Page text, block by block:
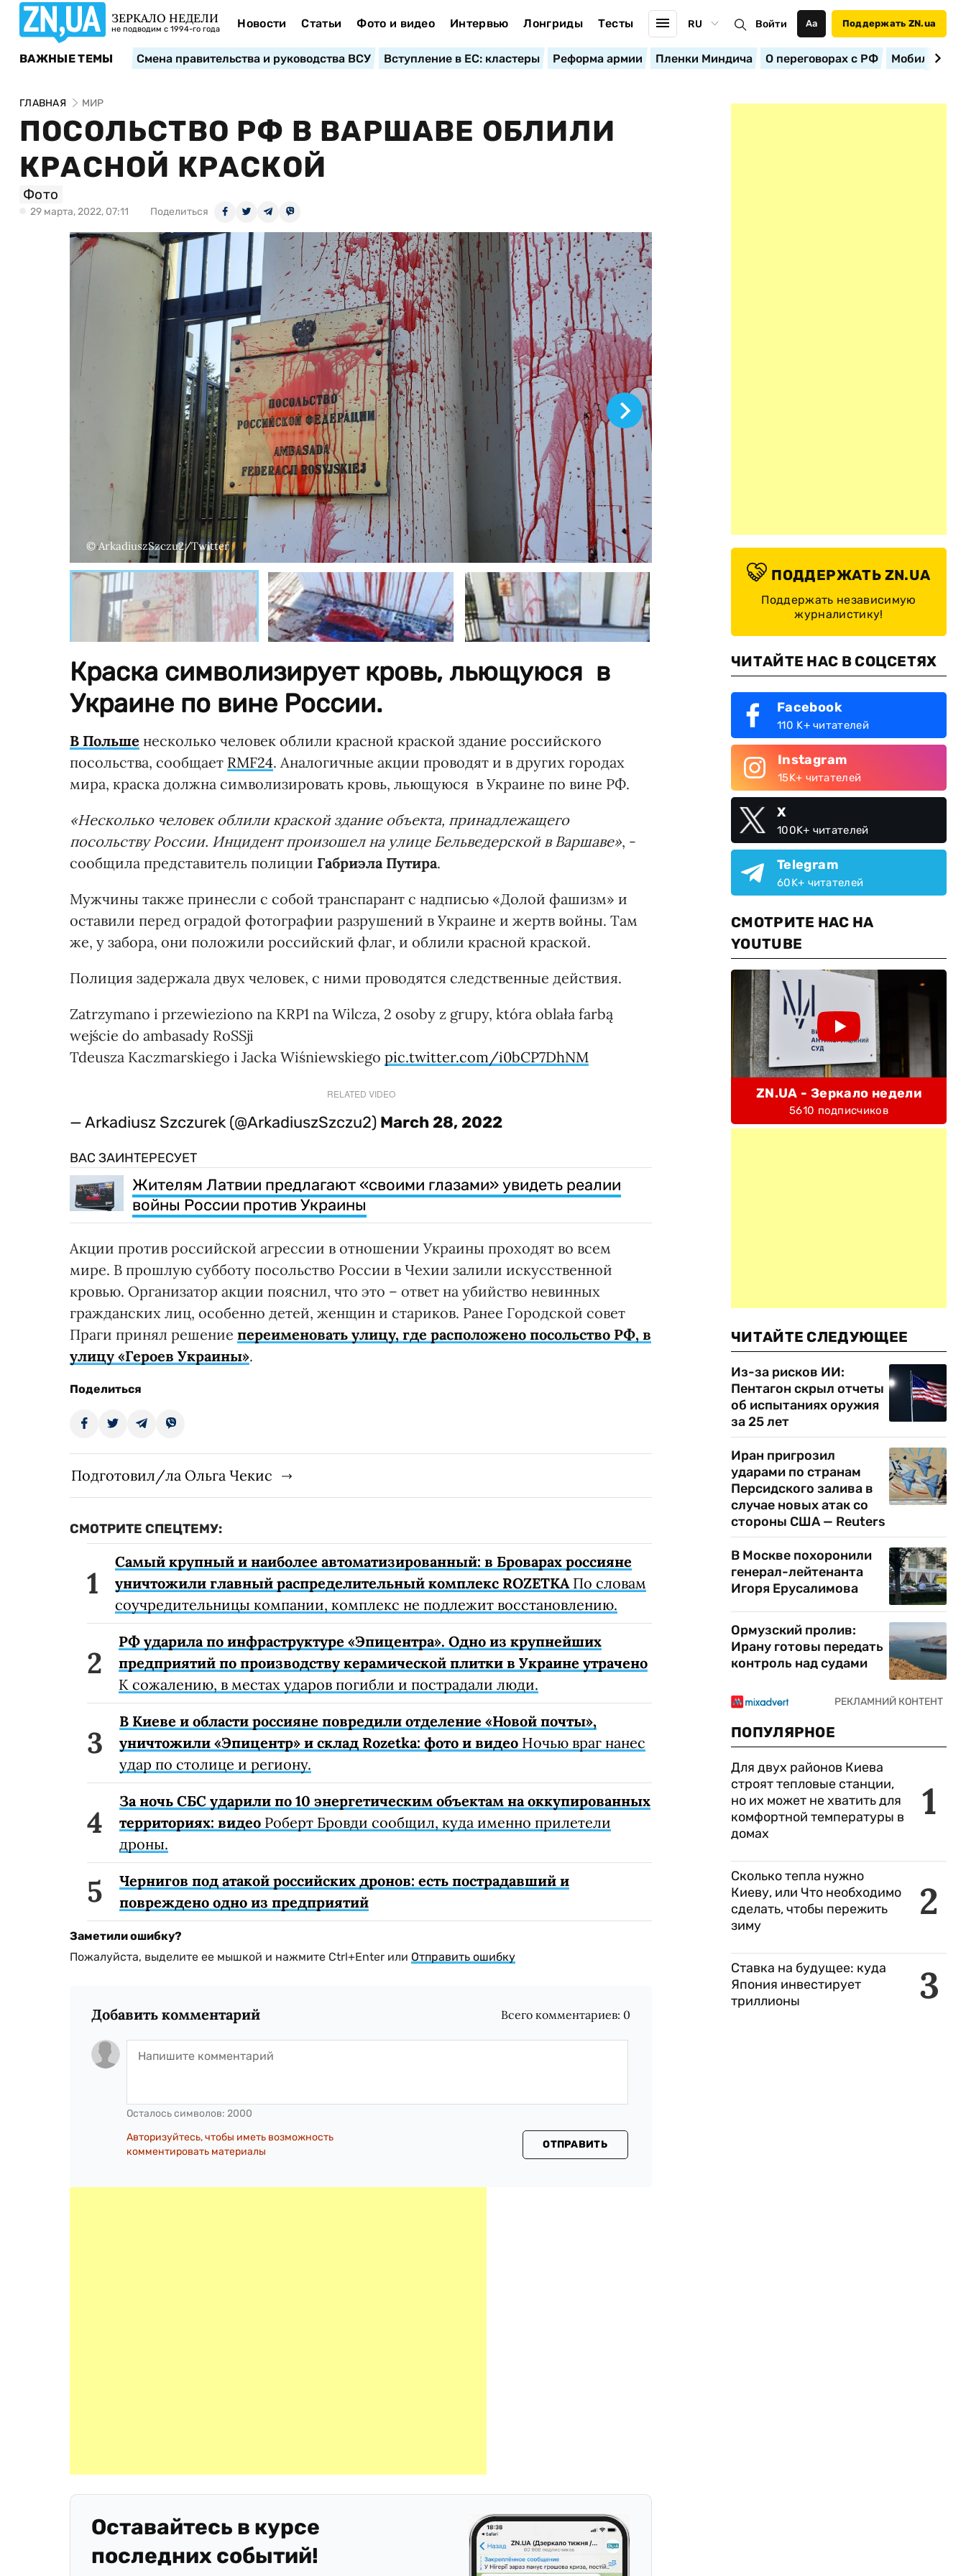
ЗЕРКАЛО НЕДЕЛИ
не подводим с 1994-го года Новости Статьи Фото и видео Интервью Лонгриды Тесты RU Войти Аа Поддержать ZN.ua
ВАЖНЫЕ ТЕМЫ Смена правительства и руководства ВСУ Вступление в ЕС: кластеры Реформа армии Пленки Миндича О переговорах с РФ
ГЛАВНАЯ МИР
ПОСОЛЬСТВО РФ В ВАРШАВЕ ОБЛИЛИ
КРАСНОЙ КРАСКОЙ
Фото
29 марта, 2022, 07:11 Поделиться
© ArkadiuszSzczu2/Twitter © ArkadiuszSzczu2/Twitter
Краска символизирует кровь, льющуюся в
Украине по вине России.
В Польше несколько человек облили красной краской здание российского
посольства, сообщает RMF24. Аналогичные акции проводят и в других городах
мира, краска должна символизировать кровь, льющуюся в Украине по вине РФ.
«Несколько человек облили краской здание объекта, принадлежащего
посольству России. Инцидент произошел на улице Бельведерской в Варшаве», -
сообщила представитель полиции Габриэла Путира.
Мужчины также принесли с собой транспарант с надписью «Долой фашизм» и
оставили перед оградой фотографии разрушений в Украине и жертв войны. Там
же, у забора, они положили российский флаг, и облили красной краской.
Полиция задержала двух человек, с ними проводятся следственные действия.
Zatrzymano i przewieziono na KRP1 na Wilcza, 2 osoby z grupy, która oblała farbą
wejście do ambasady RoSSji
Tdeusza Kaczmarskiego i Jacka Wiśniewskiego pic.twitter.com/i0bCP7DhNM
RELATED VIDEO
— Arkadiusz Szczurek (@ArkadiuszSzczu2) March 28, 2022
ВАС ЗАИНТЕРЕСУЕТ
Жителям Латвии предлагают «своими глазами» увидеть реалии
войны России против Украины
Акции против российской агрессии в отношении Украины проходят во всем
мире. В прошлую субботу посольство России в Чехии залили искусственной
кровью. Организатор акции пояснил, что это – ответ на убийство невинных
гражданских лиц, особенно детей, женщин и стариков. Ранее Городской совет
Праги принял решение переименовать улицу, где расположено посольство РФ, в
улицу «Героев Украины».
Поделиться
Подготовил/ла Ольга Чекис
СМОТРИТЕ СПЕЦТЕМУ:
Самый крупный и наиболее автоматизированный: в Броварах россияне
уничтожили главный распределительный комплекс ROZETKAПо словам
соучредительницы компании, комплекс не подлежит восстановлению.
РФ ударила по инфраструктуре «Эпицентра». Одно из крупнейших
предприятий по производству керамической плитки в Украине утрачено
К сожалению, в местах ударов погибли и пострадали люди.
В Киеве и области россияне повредили отделение «Новой почты»,
уничтожили «Эпицентр» и склад Rozetka: фото и видео Ночью враг нанес
удар по столице и региону.
За ночь СБС ударили по 10 энергетическим объектам на оккупированных
территориях: видео Роберт Бровди сообщил, куда именно прилетели
дроны.
Чернигов под атакой российских дронов: есть пострадавший и
повреждено одно из предприятий
Заметили ошибку?
Пожалуйста, выделите ее мышкой и нажмите Ctrl+Enter или Отправить ошибку
Добавить комментарий Всего комментариев: 0
Осталось символов: 2000
Авторизуйтесь, чтобы иметь возможность
комментировать материалы
ОТПРАВИТЬ
Оставайтесь в курсе
последних событий!
ПОДДЕРЖАТЬ ZN.UA
Поддержать независимую
журналистику!
ЧИТАЙТЕ НАС В СОЦСЕТЯХ
Facebook
110 K+ читателей
Instagram
15K+ читателей
X
100K+ читателей
Telegram
60K+ читателей
СМОТРИТЕ НАС НА
YOUTUBE
ZN.UA - Зеркало недели
5610 подписчиков
ЧИТАЙТЕ СЛЕДУЮЩЕЕ
Из-за рисков ИИ:
Пентагон скрыл отчеты
об испытаниях оружия
за 25 лет
Иран пригрозил
ударами по странам
Персидского залива в
случае новых атак со
стороны США — Reuters
В Москве похоронили
генерал-лейтенанта
Игоря Ерусалимова
Ормузский пролив:
Ирану готовы передать
контроль над судами
ПОПУЛЯРНОЕ
1
Для двух районов Киева
строят тепловые станции,
но их может не хватить для
комфортной температуры в
домах
2
Сколько тепла нужно
Киеву, или Что необходимо
сделать, чтобы пережить
зиму
3
Ставка на будущее: куда
Япония инвестирует
триллионы